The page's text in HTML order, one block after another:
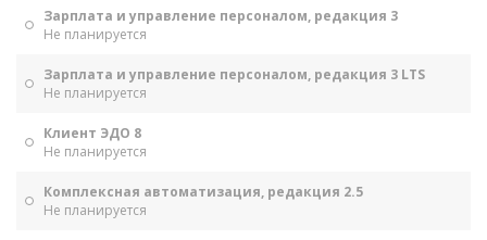
Зарплата и управление персоналом, редакция 3
Не планируется
Зарплата и управление персоналом, редакция 3 LTS
Не планируется
Клиент ЭДО 8
Не планируется
Комплексная автоматизация, редакция 2.5
Не планируется